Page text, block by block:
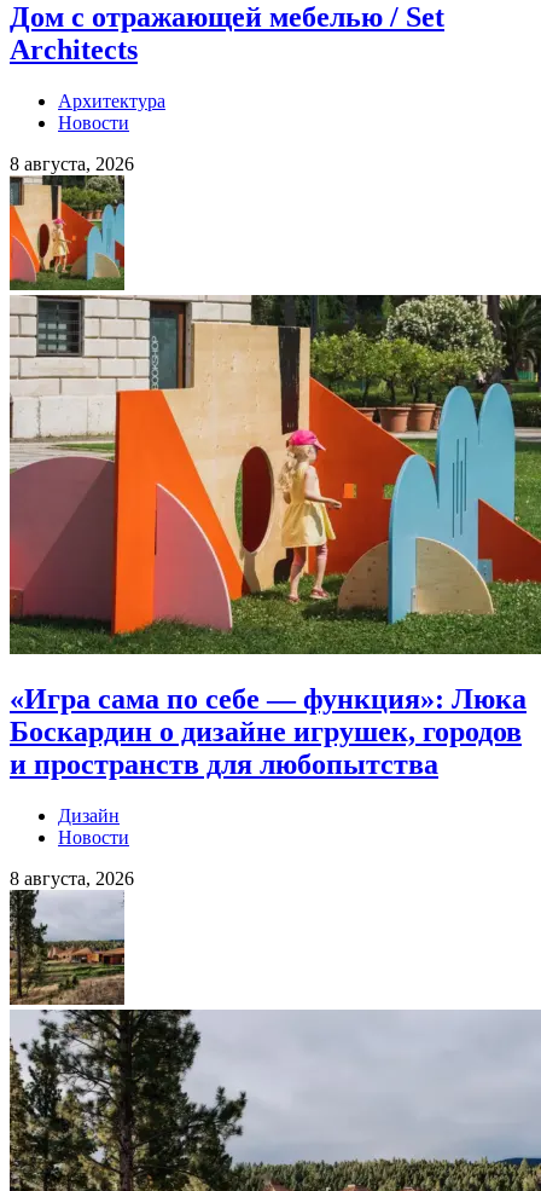
Дом с отражающей мебелью / Set
Architects
Архитектура
Новости
8 августа, 2026
«Игра сама по себе — функция»: Люка
Боскардин о дизайне игрушек, городов
и пространств для любопытства
Дизайн
Новости
8 августа, 2026